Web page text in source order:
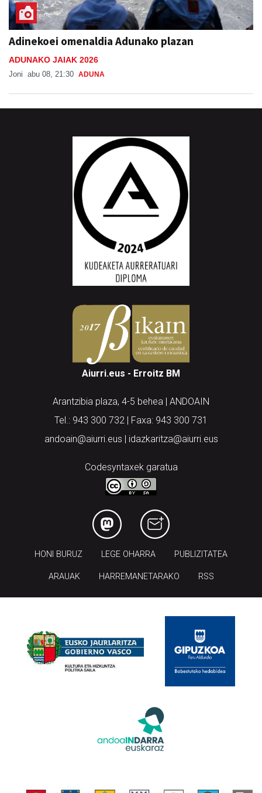
Adinekoei omenaldia Adunako plazan
ADUNAKO JAIAK 2026
Joni abu 08, 21:30 ADUNA
Aiurri.eus - Erroitz BM
Arantzibia plaza, 4-5 behea | ANDOAIN
Tel.: 943 300 732 | Faxa: 943 300 731
andoain@aiurri.eus | idazkaritza@aiurri.eus
Codesyntaxek garatua
HONI BURUZ LEGE OHARRA PUBLIZITATEA
ARAUAK HARREMANETARAKO RSS